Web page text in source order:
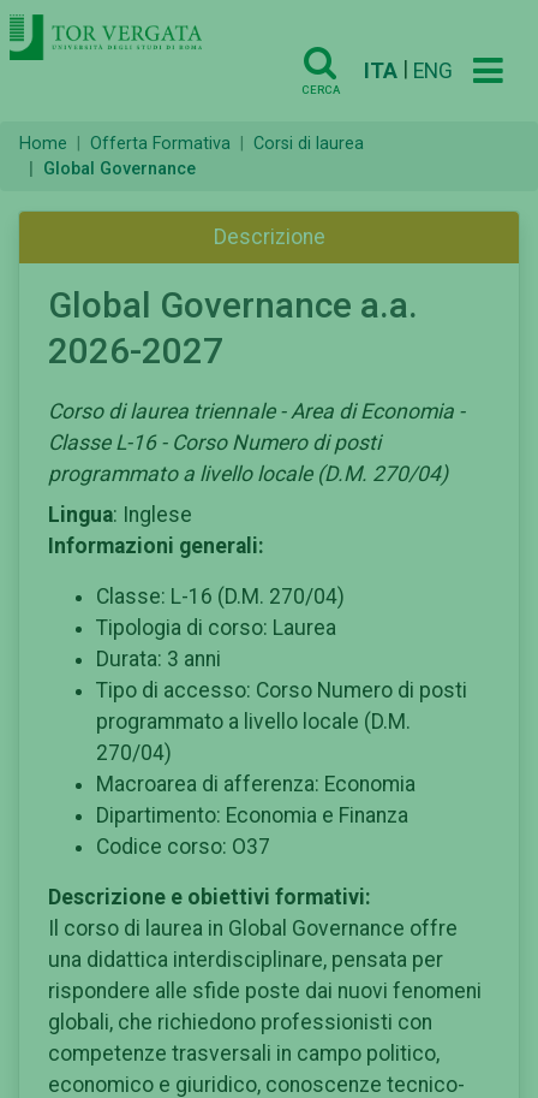
CERCA
ITA ENG
Home Offerta Formativa
Corsi di laurea
Global Governance
Descrizione
Global Governance a.a.
2026-2027
Corso di laurea triennale - Area di Economia -
Classe L-16 - Corso Numero di posti
programmato a livello locale (D.M. 270/04)
Lingua: Inglese
Informazioni generali:
Classe: L-16 (D.M. 270/04)
Tipologia di corso: Laurea
Durata: 3 anni
Tipo di accesso: Corso Numero di posti
programmato a livello locale (D.M.
270/04)
Macroarea di afferenza: Economia
Dipartimento: Economia e Finanza
Codice corso: O37
Descrizione e obiettivi formativi:
Il corso di laurea in Global Governance offre
una didattica interdisciplinare, pensata per
rispondere alle sfide poste dai nuovi fenomeni
globali, che richiedono professionisti con
competenze trasversali in campo politico,
economico e giuridico, conoscenze tecnico-